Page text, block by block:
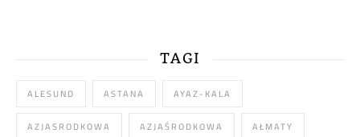
TAGI
ALESUND ASTANA AYAZ-KALA
AZJASRODKOWA AZJAŚRODKOWA AŁMATY